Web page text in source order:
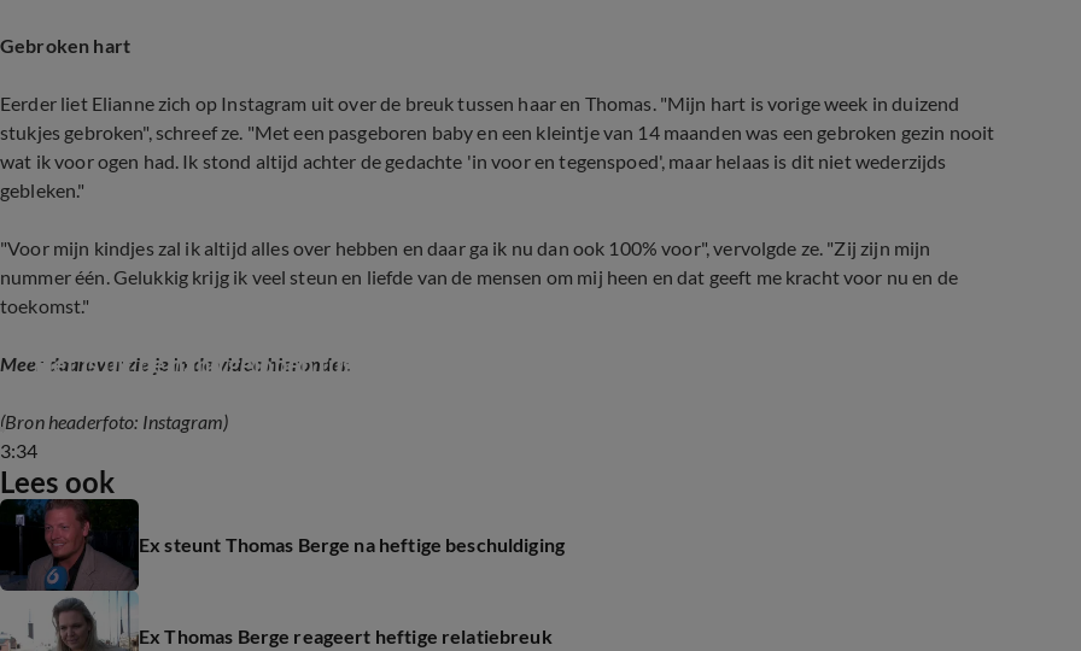
Gebroken hart
Eerder liet Elianne zich op Instagram uit over de breuk tussen haar en Thomas. "Mijn hart is vorige week in duizend
stukjes gebroken", schreef ze. "Met een pasgeboren baby en een kleintje van 14 maanden was een gebroken gezin nooit
wat ik voor ogen had. Ik stond altijd achter de gedachte 'in voor en tegenspoed', maar helaas is dit niet wederzijds
gebleken."
"Voor mijn kindjes zal ik altijd alles over hebben en daar ga ik nu dan ook 100% voor", vervolgde ze. "Zij zijn mijn
nummer één. Gelukkig krijg ik veel steun en liefde van de mensen om mij heen en dat geeft me kracht voor nu en de
toekomst."
Meer daarover zie je in de video hieronder.
3:34
'Het is uit de hand gelopen tussen Thomas Berge en Elianne'
(Bron headerfoto: Instagram)
Lees ook
Ex steunt Thomas Berge na heftige beschuldiging
Ex Thomas Berge reageert heftige relatiebreuk